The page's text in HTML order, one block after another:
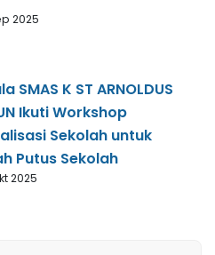
2025
SMAS K ST ARNOLDUS
Ikuti Workshop
Sekolah untuk
Putus Sekolah
2025